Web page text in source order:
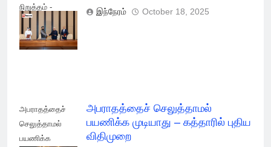
நிறுத்தம் -
தோஹாவில்
ஒப்பந்தம்
இந்நேரம் October 18, 2025
அபராதத்தைச்
செலுத்தாமல்
பயணிக்க
அபராதத்தைச் செலுத்தாமல்
பயணிக்க முடியாது – கத்தாரில் புதிய
விதிமுறை